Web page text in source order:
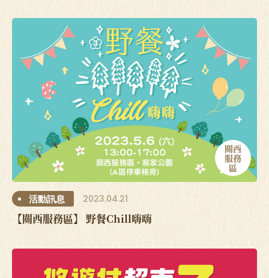
關西
服務
區
活動訊息 2023.04.21
【關西服務區】 野餐Chill嗨嗨